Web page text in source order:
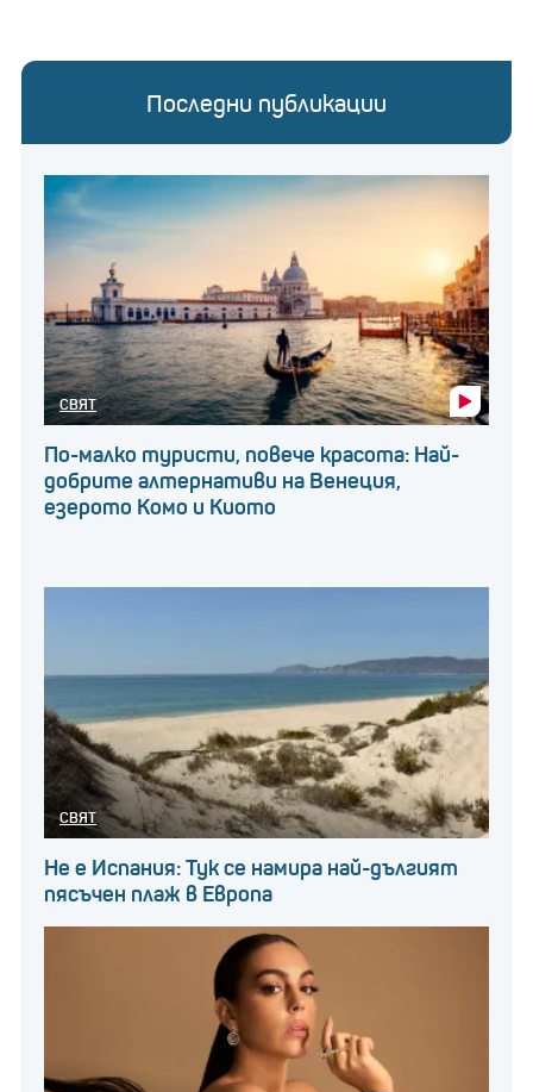
Последни публикации
СВЯТ
По-малко туристи, повече красота: Най-
добрите алтернативи на Венеция,
езерото Комо и Киото
СВЯТ
Не е Испания: Тук се намира най-дългият
пясъчен плаж в Европа